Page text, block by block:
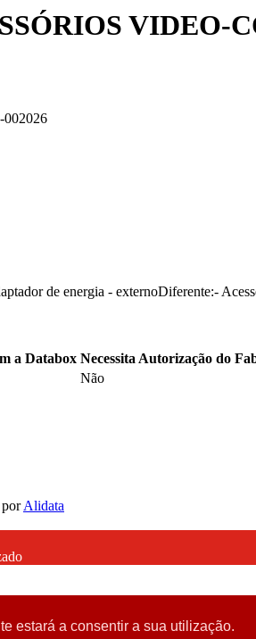
estará a consentir a sua utilização.
VIDEO-
002026
de energia - externoDiferente:-
a Databox Necessita Autorização do
Não
Alidata